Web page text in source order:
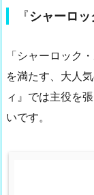
『シャーロ
「シャーロッ
を満たす、大人
ィ』では主役を
いです。